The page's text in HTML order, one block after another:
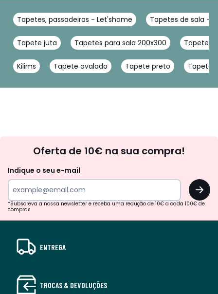
Tapetes, passadeiras - Let'shome Tapetes de sala -
Tapete juta Tapetes para sala 200x300 Tapete
Kilims Tapete ovalado Tapete preto Tapete
Oferta de 10€ na sua compra!
Indique o seu e-mail
OK
*Subscreva a nossa newsletter e receba uma redução de 10€ a cada 100€ de
compras
ENTREGA
TROCAS & DEVOLUÇÕES